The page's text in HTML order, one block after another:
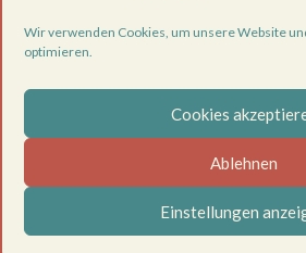
Wir verwenden Cookies, um unsere Website
optimieren.
Cookies
Ablehnen
Einstellungen
psychischen Beschwerden oder
bitte an eine entsprechend qualifizierte
Datenschutzerklärung
Cookie-Richtlinie (EU)